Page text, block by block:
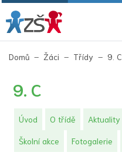
Domů Žáci Třídy 9. C
9. C
Úvod O třídě Aktuality
Školní akce Fotogalerie